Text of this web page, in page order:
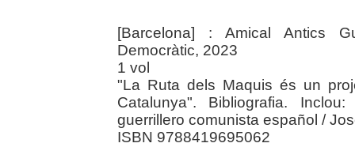
[Barcelona] : Amical Antics
Democràtic, 2023
1 vol
"La Ruta dels Maquis és un
Catalunya". Bibliografia.
guerrillero comunista español /
ISBN 9788419695062